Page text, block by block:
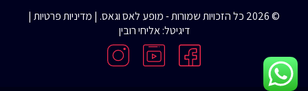
© 2026 כל הזכויות שמורות - מופע לאס וגאס. |
מדיניות פרטיות |
דיגיטל: אליחי רובין